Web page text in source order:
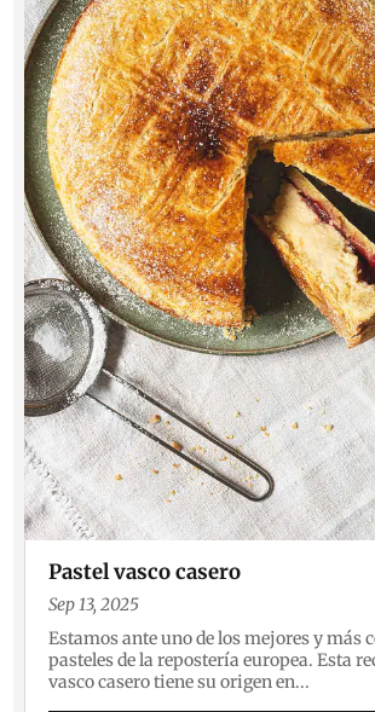
Pastel vasco casero
Sep 13, 2025
Estamos ante uno de los mejores y más
pasteles de la repostería europea. Esta
vasco casero tiene su origen en...